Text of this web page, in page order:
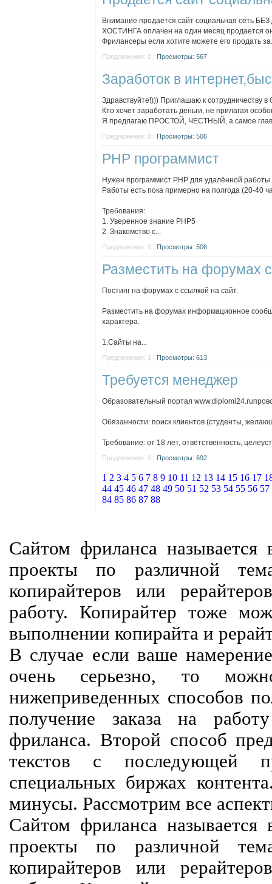
Внимание продается сайт социальная сеть
ХОСТИНГА оплачен на один месяц продается
Фрилансеры если хотите можете его продать
Предложения: 0 | Просмотры: 567
Заработок в
Здравствуйте!))) Приглашаю к
Кто хочет заработать деньги, не прилагая
Я предлагаю ПРОСТОЙ, ЧЕСТНЫЙ, а самое
Предложения: 0 | Просмотры: 506
PHP программист
Нужен программист PHP для удалённой работы.
Работы есть пока примерно на полгода (20-40
Требования:
1. Уверенное знание PHP5
2. Знакомство с...
Предложения: 0 | Просмотры: 506
Разместить на форумах
Постинг на форумах с ссылкой на сайт.
Разместить на форумах информационное
характера.
1.Сайты на...
Предложения: 1 | Просмотры: 613
Требуется менеджер
Образовательный портал
Обязанности: поиск клиентов (студенты,
Требование: от 18 лет, ответственность,
Предложения: 0 | Просмотры: 692
1 2 3 4 5 6 7 8 9 10 11 12 13 14 15 16 17
44 45 46 47 48 49 50 51 52 53 54 55 56 57
84 85 86 87 88
Сайтом фриланса называется
проекты по различной
копирайтеров или
работу. Копирайтер тоже
выполнении копирайта и
В случае если ваше
очень серьезно, то
нижеприведенных способов
получение заказа на
фриланса. Второй способ
текстов с последующей
специальных биржах
минусы. Рассмотрим все
Сайтом фриланса называется
проекты по различной
копирайтеров или